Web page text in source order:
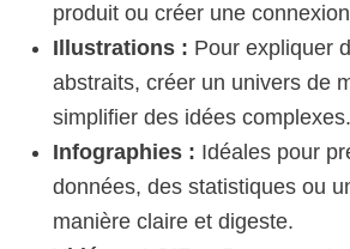
produit ou créer une
Illustrations : Pour expliquer
abstraits, créer un univers de
simplifier des idées complexes.
Infographies : Idéales pour
données, des statistiques ou
manière claire et digeste.